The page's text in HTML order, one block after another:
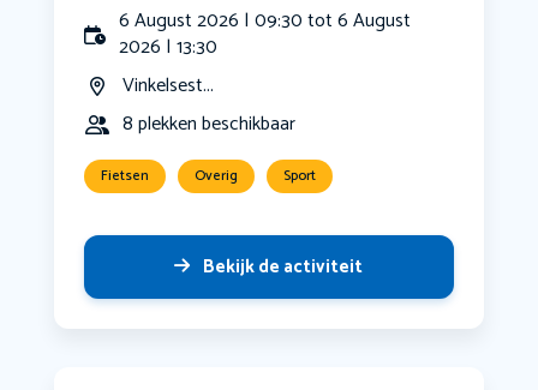
6 August 2026 | 09:30 tot 6 August
2026 | 13:30
Vinkelsest...
8 plekken beschikbaar
Fietsen Overig Sport
Bekijk de activiteit